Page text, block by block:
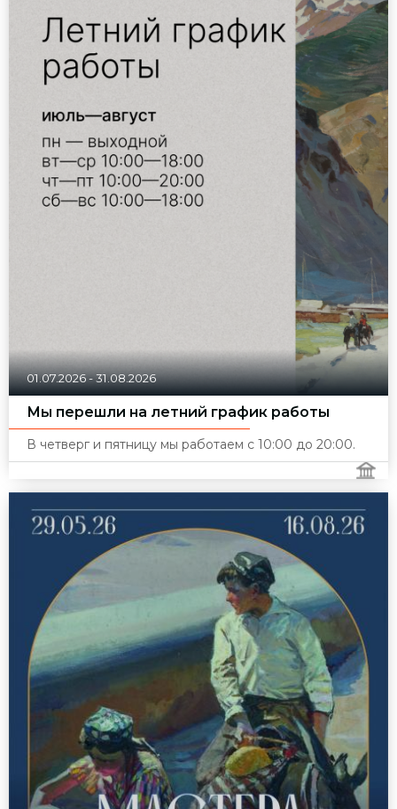
01.07.2026-31.08.2026
Мы перешли на летний график работы
В четверг и пятницу мы работаем с 10:00 до 20:00.